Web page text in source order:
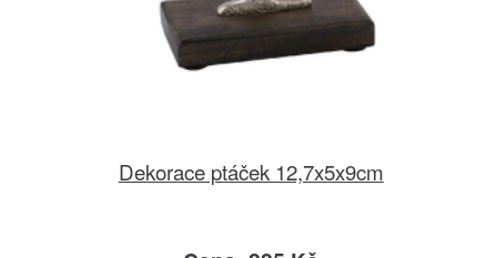
Dekorace ptáček 12,7x5x9cm